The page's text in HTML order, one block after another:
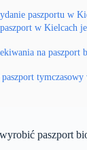
paszportu w
w Kielcach
na paszport
paszport
paszport